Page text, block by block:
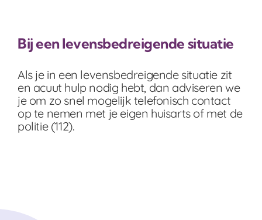
Bij een levensbedreigende situatie
Als je in een levensbedreigende situatie zit
en acuut hulp nodig hebt, dan adviseren we
je om zo snel mogelijk telefonisch contact
op te nemen met je eigen huisarts of met de
politie (112).